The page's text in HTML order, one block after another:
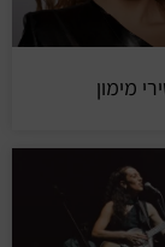
מימון